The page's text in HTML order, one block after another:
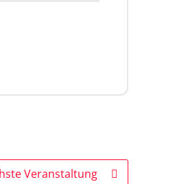
Veranstaltung